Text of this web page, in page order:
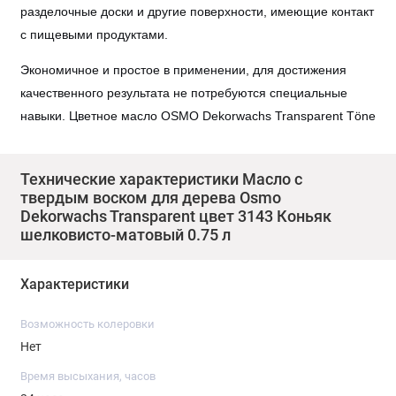
разделочные доски и другие поверхности, имеющие контакт
с пищевыми продуктами.
Экономичное и простое в применении, для достижения
качественного результата не потребуются специальные
навыки. Цветное масло OSMO Dekorwachs Transparent Töne
проникают в древесину, а твердые воски канделилла и
карнауба образуют надежный защитный слой, который
придает водо и грязеотталкивающие свойства, а также
масло устойчиво к воздействию вина, пива, газированных
цветным маслом OSMO Dekorwachs Transparent,
естественный рисунок становится контрастным и
от лаковых покрытий масла не трескаются, не шелушатся и
Технические характеристики Масло с
твердым воском для дерева Osmo
Dekorwachs Transparent цвет 3143 Коньяк
шелковисто-матовый 0.75 л
Характеристики
Возможность колеровки
Нет
Время высыхания, часов